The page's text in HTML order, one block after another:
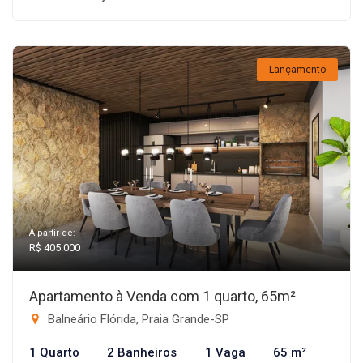
Lançamento
A partir de:
R$ 405.000
Apartamento à Venda com 1 quarto, 65m²
Balneário Flórida, Praia Grande-SP
1 Quarto 2 Banheiros 1 Vaga 65 m²